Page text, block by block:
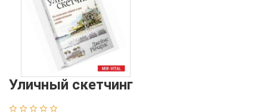
Уличный скетчинг